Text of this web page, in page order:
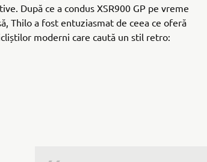
După ce a condus XSR900 GP pe vreme
Thilo a fost entuziasmat de ceea ce oferă
moderni care caută un stil retro: